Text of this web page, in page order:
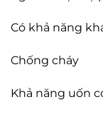
Có khả năng
Chống cháy
Khả năng uốn